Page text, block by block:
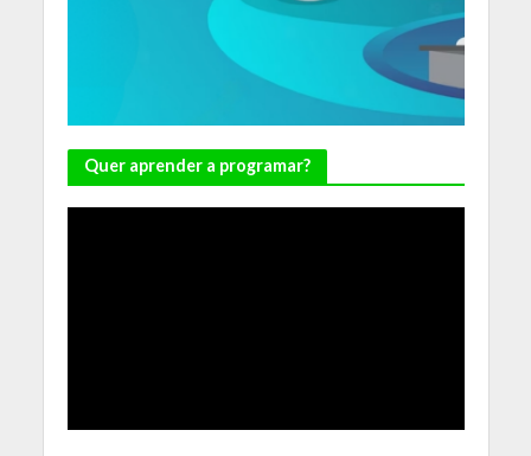
Quer aprender a programar?